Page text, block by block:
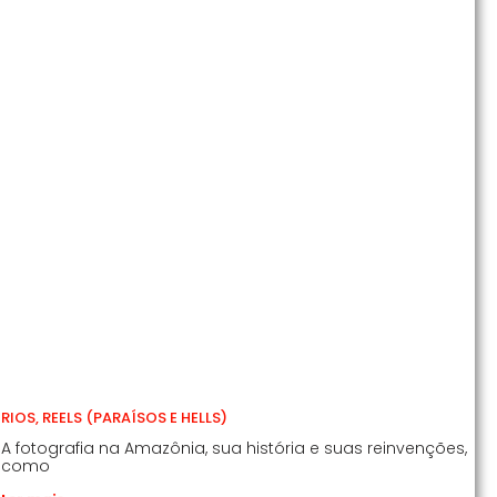
RIOS, REELS (PARAÍSOS E HELLS)
A fotografia na Amazônia, sua história e suas reinvenções,
como